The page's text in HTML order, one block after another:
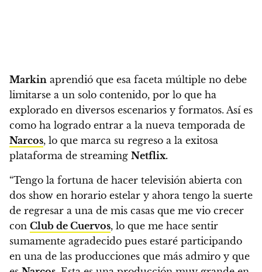
Markin aprendió que esa faceta múltiple no debe
limitarse a un solo contenido, por lo que ha
explorado en diversos escenarios y formatos. Así es
como ha logrado entrar a la nueva temporada de
Narcos, lo que marca su regreso a la exitosa
plataforma de streaming Netflix.
“Tengo la fortuna de hacer televisión abierta con
dos show en horario estelar y ahora tengo la suerte
de regresar a una de mis casas que me vio crecer
con Club de Cuervos, lo que me hace sentir
sumamente agradecido pues estaré participando
en una de las producciones que más admiro y que